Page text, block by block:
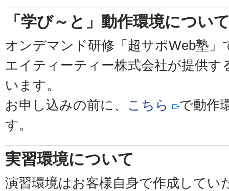
「学び～と」動作環境につい
オンデマンド研修「超サポWeb塾
エイティーティー株式会社が提供す
います。
お申し込みの前に、 こちら
で動作
す。
実習環境について
演習環境はお客様自身で作成してい